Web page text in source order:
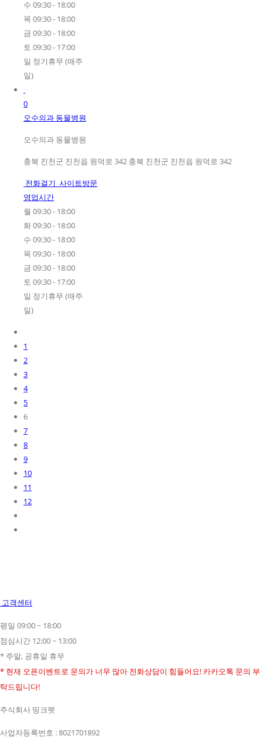
수 09:30 - 18:00
목 09:30 - 18:00
금 09:30 - 18:00
토 09:30 - 17:00
일 정기휴무 (매주
일)
0
오수의과 동물병원
오수의과 동물병원
충북 진천군 진천읍 원덕로 342 충북 진천군 진천읍 원덕로 342
전화걸기 사이트방문
영업시간
월 09:30 - 18:00
화 09:30 - 18:00
수 09:30 - 18:00
목 09:30 - 18:00
금 09:30 - 18:00
토 09:30 - 17:00
일 정기휴무 (매주
일)
1
2
3
4
5
6
7
8
9
10
11
12
고객센터
평일 09:00 ~ 18:00
점심시간 12:00 ~ 13:00
* 주말, 공휴일 휴무
* 현재 오픈이벤트로 문의가 너무 많아 전화상담이 힘들어요! 카카오톡 문의 부
탁드립니다!
주식회사 띵크펫
사업자등록번호 : 8021701892